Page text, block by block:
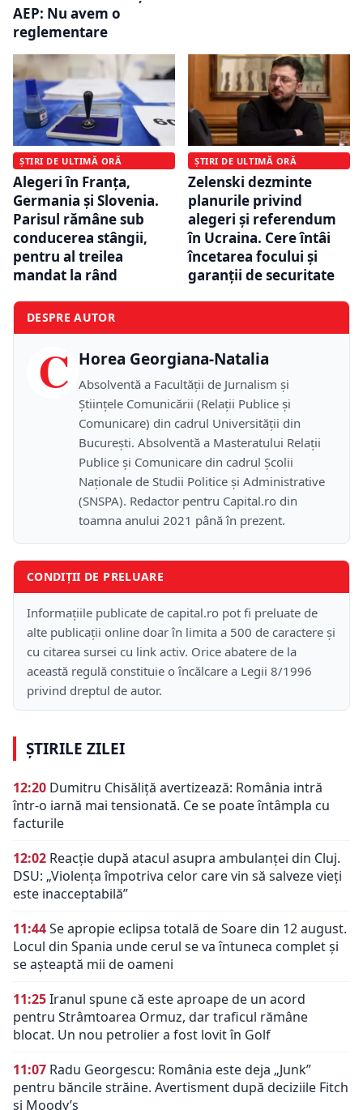
AEP: Nu avem o
reglementare
ȘTIRI DE ULTIMĂ ORĂ
Alegeri în Franța,
Germania și Slovenia.
Parisul rămâne sub
conducerea stângii,
pentru al treilea
mandat la rând
ȘTIRI DE ULTIMĂ ORĂ
Zelenski dezminte
planurile privind
alegeri și referendum
în Ucraina. Cere întâi
încetarea focului și
garanții de securitate
DESPRE AUTOR
C Horea Georgiana-Natalia
Absolventă a Facultății de Jurnalism și
Științele Comunicării (Relații Publice și
Comunicare) din cadrul Universității din
București. Absolventă a Masteratului Relații
Publice și Comunicare din cadrul Școlii
Naţionale de Studii Politice și Administrative
(SNSPA). Redactor pentru Capital.ro din
toamna anului 2021 până în prezent.
CONDIȚII DE PRELUARE
Informațiile publicate de capital.ro pot fi preluate de
alte publicații online doar în limita a 500 de caractere și
cu citarea sursei cu link activ. Orice abatere de la
această regulă constituie o încălcare a Legii 8/1996
privind dreptul de autor.
ȘTIRILE ZILEI
12:20 Dumitru Chisăliță avertizează: România intră
într-o iarnă mai tensionată. Ce se poate întâmpla cu
facturile
12:02 Reacție după atacul asupra ambulanței din Cluj.
DSU: „Violența împotriva celor care vin să salveze vieți
este inacceptabilă”
11:44Se apropie eclipsa totală de Soare din 12 august.
Locul din Spania unde cerul se va întuneca complet și
se așteaptă mii de oameni
11:25Iranul spune că este aproape de un acord
pentru Strâmtoarea Ormuz, dar traficul rămâne
blocat. Un nou petrolier a fost lovit în Golf
11:07 Radu Georgescu: România este deja „Junk”
pentru băncile străine. Avertisment după deciziile Fitch
și Moody’s